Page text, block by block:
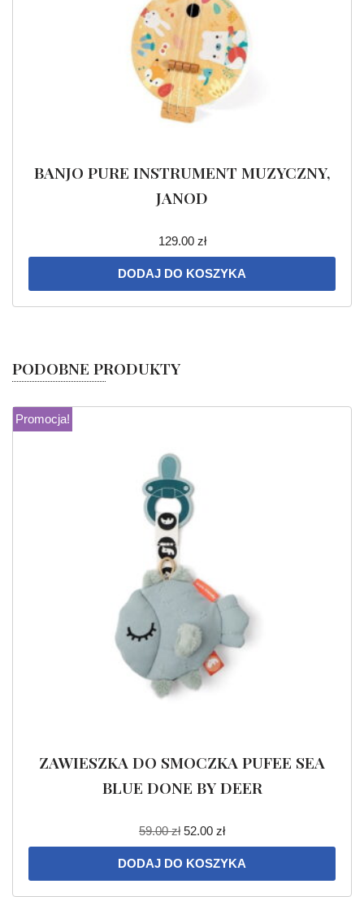
BANJO PURE INSTRUMENT MUZYCZNY,
JANOD
129.00 zł
DODAJ DO KOSZYKA
PODOBNE PRODUKTY
Promocja!
ZAWIESZKA DO SMOCZKA PUFEE SEA
BLUE DONE BY DEER
59.00zł 52.00 zł
DODAJ DO KOSZYKA